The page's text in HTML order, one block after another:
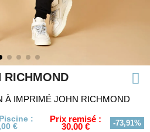
RICHMOND
À IMPRIMÉ JOHN RICHMOND
:
€
Prix remisé :
30,00 € -73,91%